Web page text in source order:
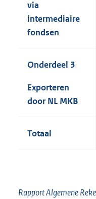
via
intermediaire
fondsen
Onderdeel 3
Exporteren
door NL MKB
Totaal
Rapport Algemene